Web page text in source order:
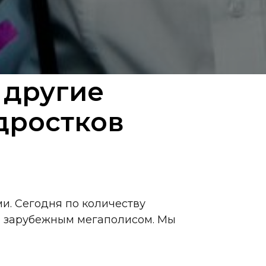
Сегодня по количеству
зарубежным мегаполисом. Мы